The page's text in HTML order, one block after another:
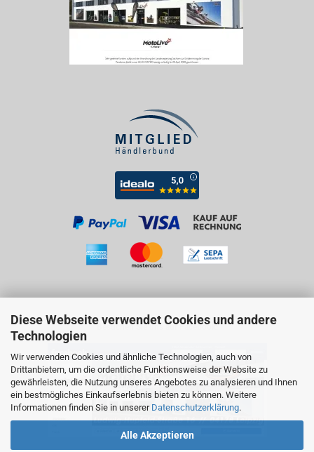
Diese Webseite verwendet Cookies und andere
Technologien
Wir verwenden Cookies und ähnliche Technologien, auch von
Drittanbietern, um die ordentliche Funktionsweise der Website zu
gewährleisten, die Nutzung unseres Angebotes zu analysieren und Ihnen
ein bestmögliches Einkaufserlebnis bieten zu können. Weitere
Informationen finden Sie in unserer Datenschutzerklärung.
Alle Akzeptieren
Besuchen Sie uns auf Facebook!